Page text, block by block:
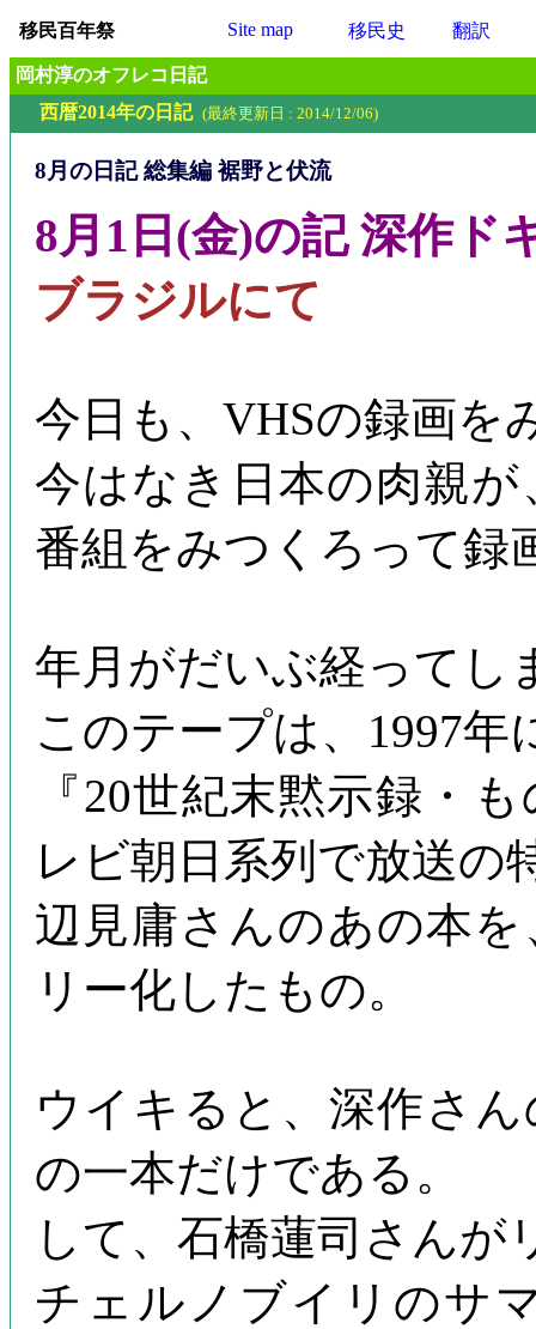
移民百年祭 Site map 移民史 翻訳
岡村淳のオフレコ日記
西暦2014年の日記 (最終更新日 : 2014/12/06)
8月の日記 総集編 裾野と伏流
8月1日(金)の記 深作ド
ブラジルにて
今日も、VHSの録画を
今はなき日本の肉親
番組をみつくろって録
年月がだいぶ経ってし
このテープは、1997年
『20世紀末黙示録・
レビ朝日系列で放送の
辺見庸さんのあの本
リー化したもの。
ウイキると、深作さ
の一本だけである。
して、石橋蓮司さんが
チェルノブイリのサ